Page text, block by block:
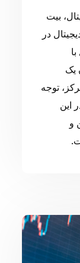
بیت
در
یک
توجه
این
و